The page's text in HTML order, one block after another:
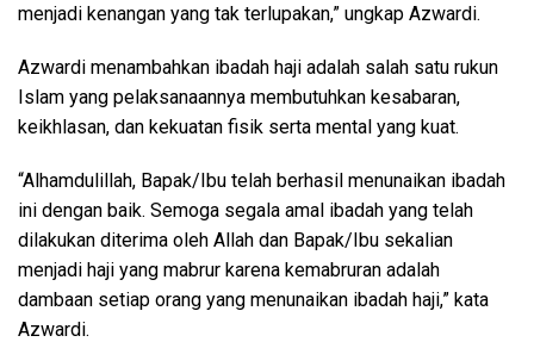
menjadi kenangan yang tak terlupakan,” ungkap Azwardi.
Azwardi menambahkan ibadah haji adalah salah satu rukun
Islam yang pelaksanaannya membutuhkan kesabaran,
keikhlasan, dan kekuatan fisik serta mental yang kuat.
“Alhamdulillah, Bapak/Ibu telah berhasil menunaikan ibadah
ini dengan baik. Semoga segala amal ibadah yang telah
dilakukan diterima oleh Allah dan Bapak/Ibu sekalian
menjadi haji yang mabrur karena kemabruran adalah
dambaan setiap orang yang menunaikan ibadah haji,” kata
Azwardi.